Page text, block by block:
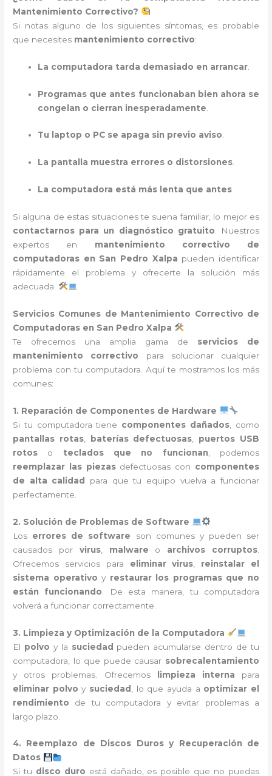
Mantenimiento Correctivo?
Si notas alguno de los siguientes síntomas, es probable
que necesites mantenimiento correctivo:
La computadora tarda demasiado en arrancar
Programas que antes funcionaban bien ahora se
congelan o cierran inesperadamente
Tu laptop o PC se apaga sin previo aviso.
La pantalla muestra errores o distorsiones.
La computadora está más lenta que antes
Si alguna de estas situaciones te suena familiar, lo mejor es
contactarnos para un diagnóstico gratuito . Nuestros
expertos en mantenimiento correctivo de
computadoras en San Pedro Xalpa pueden identificar
rápidamente el problema y ofrecerte la solución más
adecuada.
Servicios Comunes de Mantenimiento Correctivo de
Computadoras en San Pedro Xalpa
Te ofrecemos una amplia gama de servicios de
mantenimiento correctivo para solucionar cualquier
problema con tu computadora. Aquí te mostramos los más
comunes:
1. Reparación de Componentes de Hardware
Si tu computadora tiene componentes dañados , como
pantallas rotas, baterías defectuosas
puertos USB
rotos o teclados que no funcionan , podemos
reemplazar las piezasdefectuosas con componentes
de alta calidad
para que tu equipo vuelva a funcionar
perfectamente.
2. Solución de Problemas de Software
Los errores de software son comunes y pueden ser
causados por virus, malware o archivos corruptos.
Ofrecemos servicios para eliminar virus
reinstalar el
sistema operativo y restaurar los programas que no
están funcionando . De esta manera, tu computadora
volverá a funcionar correctamente.
3. Limpieza y Optimización de la Computadora
El polvo y la suciedad pueden acumularse dentro de tu
computadora, lo que puede causar sobrecalentamiento
y otros problemas. Ofrecemos limpieza interna para
eliminar polvo y suciedad , lo que ayuda a optimizar el
rendimiento de tu computadora y evitar problemas a
largo plazo.
4. Reemplazo de Discos Duros y Recuperación de
Datos
Si tu disco duro está dañado, es posible que no puedas